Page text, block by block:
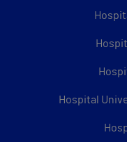
Hospital